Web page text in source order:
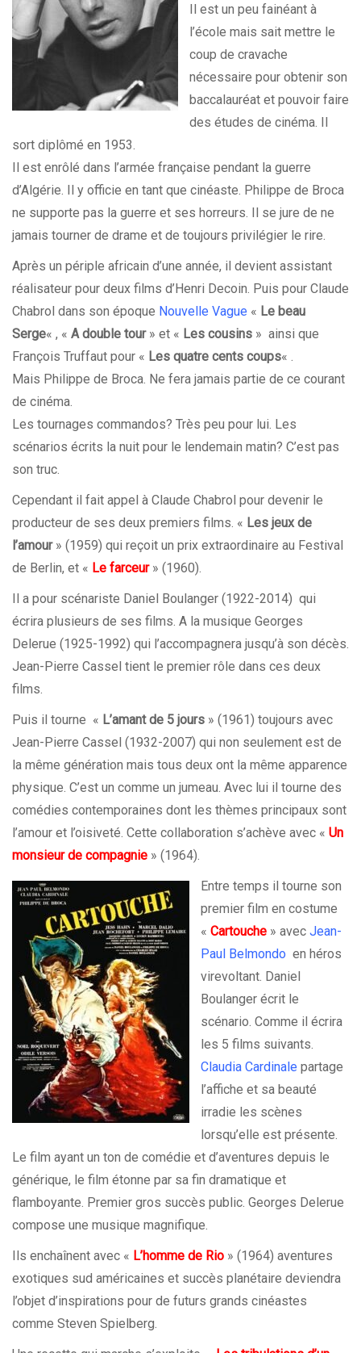
Il est un peu fainéant à
l’école mais sait mettre le
coup de cravache
nécessaire pour obtenir son
baccalauréat et pouvoir faire
des études de cinéma. Il
sort diplômé en 1953.
Il est enrôlé dans l’armée française pendant la guerre
d’Algérie. Il y officie en tant que cinéaste. Philippe de Broca
ne supporte pas la guerre et ses horreurs. Il se jure de ne
jamais tourner de drame et de toujours privilégier le rire.
Après un périple africain d’une année, il devient assistant
réalisateur pour deux films d’Henri Decoin. Puis pour Claude
Chabrol dans son époque Nouvelle Vague « Le beau
Serge« , « A double tour» et « Les cousins » ainsi que
François Truffaut pour « Les quatre cents coups« .
Mais Philippe de Broca. Ne fera jamais partie de ce courant
de cinéma.
Les tournages commandos? Très peu pour lui. Les
scénarios écrits la nuit pour le lendemain matin? C’est pas
son truc.
Cependant il fait appel à Claude Chabrol pour devenir le
producteur de ses deux premiers films. « Les jeux de
l’amour» (1959) qui reçoit un prix extraordinaire au Festival
de Berlin, et « Le farceur» (1960).
Il a pour scénariste Daniel Boulanger (1922-2014) qui
écrira plusieurs de ses films. A la musique Georges
Delerue (1925-1992) qui l’accompagnera jusqu’à son décès.
Jean-Pierre Cassel tient le premier rôle dans ces deux
films.
Puis il tourne « L’amant de 5 jours » (1961) toujours avec
Jean-Pierre Cassel (1932-2007) qui non seulement est de
la même génération mais tous deux ont la même apparence
physique. C’est un comme un jumeau. Avec lui il tourne des
comédies contemporaines dont les thèmes principaux sont
l’amour et l’oisiveté. Cette collaboration s’achève avec « Un
monsieur de compagnie » (1964).
Entre temps il tourne son
premier film en costume
« Cartouche » avec Jean-
Paul Belmondo en héros
virevoltant. Daniel
Boulanger écrit le
scénario. Comme il écrira
les 5 films suivants.
Claudia Cardinale partage
l’affiche et sa beauté
irradie les scènes
lorsqu’elle est présente.
Le film ayant un ton de comédie et d’aventures depuis le
générique, le film étonne par sa fin dramatique et
flamboyante. Premier gros succès public. Georges Delerue
compose une musique magnifique.
Ils enchaînent avec « L’homme de Rio » (1964) aventures
exotiques sud américaines et succès planétaire deviendra
l’objet d’inspirations pour de futurs grands cinéastes
comme Steven Spielberg.